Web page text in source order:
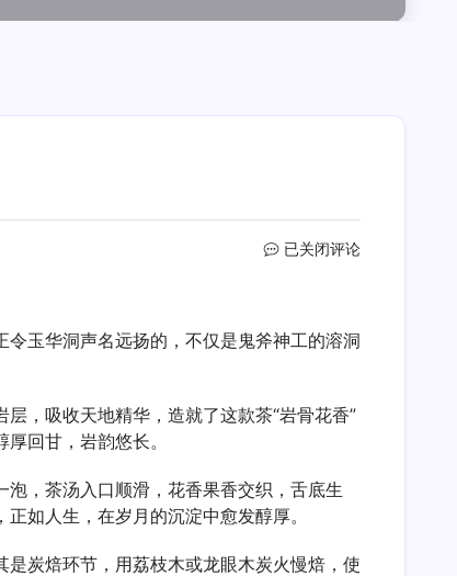
玉
红
已关闭评论
玉华洞声名远扬的，不仅是鬼斧神工的溶洞
，吸收天地精华，造就了这款茶“岩骨花香”
回甘，岩韵悠长。
，茶汤入口顺滑，花香果香交织，舌底生
如人生，在岁月的沉淀中愈发醇厚。
炭焙环节，用荔枝木或龙眼木炭火慢焙，使